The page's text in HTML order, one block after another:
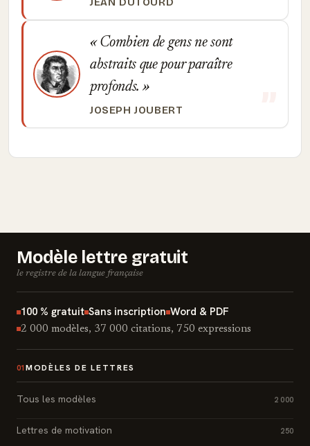
Combien de gens ne sont
abstraits que pour paraître
profonds.
JOSEPH JOUBERT
Modèle lettre gratuit
le registre de la langue française
100 % gratuit Sans inscription Word & PDF
2 000 modèles, 37 000 citations, 750 expressions
01 MODÈLES DE LETTRES
Tous les modèles 2 000
Lettres de motivation 250